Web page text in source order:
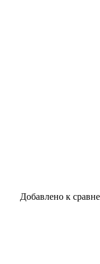
Добавлено к